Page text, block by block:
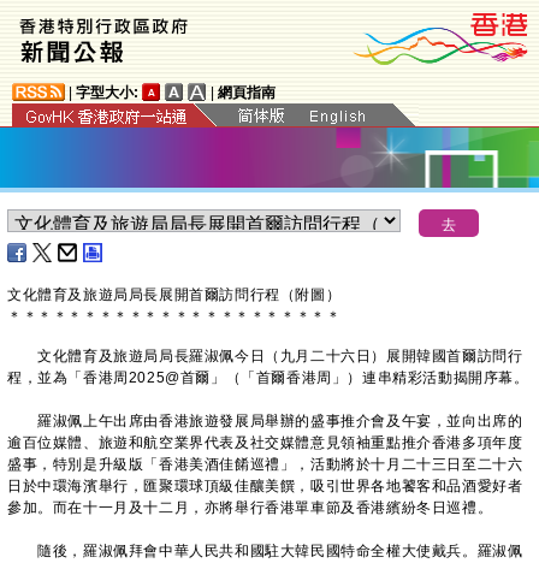
字型大小: 網頁指南
文化體育及旅遊局局長展開首爾訪問行程（附圖）
＊ ＊ ＊ ＊ ＊ ＊ ＊ ＊ ＊ ＊ ＊ ＊ ＊ ＊ ＊ ＊ ＊ ＊ ＊ ＊ ＊ ＊
文化體育及旅遊局局長羅淑佩今日（九月二十六日）展開韓國首爾訪問行
程，並為「香港周2025@首爾」（「首爾香港周」）連串精彩活動揭開序幕。
羅淑佩上午出席由香港旅遊發展局舉辦的盛事推介會及午宴，並向出席的
逾百位媒體、旅遊和航空業界代表及社交媒體意見領袖重點推介香港多項年度
盛事，特別是升級版「香港美酒佳餚巡禮」，活動將於十月二十三日至二十六
日於中環海濱舉行，匯聚環球頂級佳釀美饌，吸引世界各地饕客和品酒愛好者
參加。而在十一月及十二月，亦將舉行香港單車節及香港繽紛冬日巡禮。
隨後，羅淑佩拜會中華人民共和國駐大韓民國特命全權大使戴兵。羅淑佩